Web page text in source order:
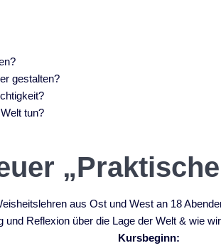
gestalten?
tun?
aus Ost und West an 18
Reflexion über die Lage der Welt & wie
Kursbeginn: